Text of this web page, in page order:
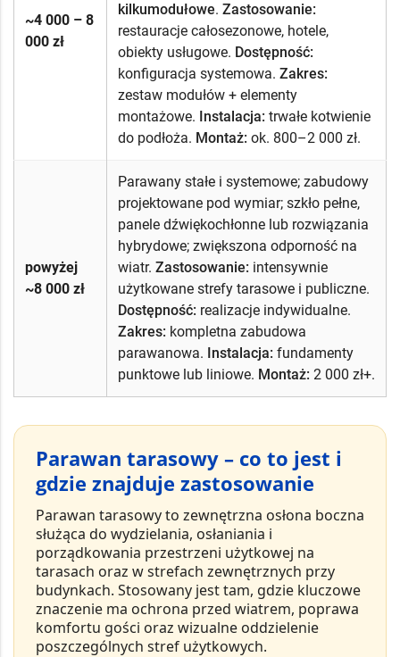
~4 000 – 8
000 zł
kilkumodułowe. Zastosowanie:
restauracje całosezonowe, hotele,
obiekty usługowe. Dostępność:
konfiguracja systemowa. Zakres:
zestaw modułów + elementy
montażowe. Instalacja: trwałe kotwienie
do podłoża. Montaż: ok. 800–2 000 zł.
powyżej
~8 000 zł
Parawany stałe i systemowe; zabudowy
projektowane pod wymiar; szkło pełne,
panele dźwiękochłonne lub rozwiązania
hybrydowe; zwiększona odporność na
wiatr. Zastosowanie: intensywnie
użytkowane strefy tarasowe i publiczne.
Dostępność: realizacje indywidualne.
Zakres: kompletna zabudowa
parawanowa. Instalacja: fundamenty
punktowe lub liniowe. Montaż: 2 000 zł+.
Parawan tarasowy – co to jest i
gdzie znajduje zastosowanie
Parawan tarasowyto zewnętrzna osłona boczna
służąca do wydzielania, osłaniania i
porządkowania przestrzeni użytkowej na
tarasach oraz w strefach zewnętrznych przy
budynkach. Stosowany jest tam, gdzie kluczowe
znaczenie ma ochrona przed wiatrem, poprawa
komfortu gości oraz wizualne oddzielenie
poszczególnych stref użytkowych.